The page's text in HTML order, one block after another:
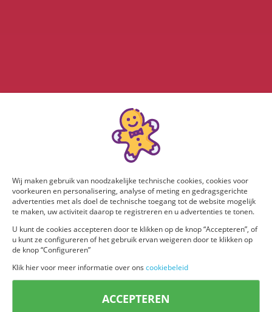
Wij maken gebruik van noodzakelijke technische cookies, cookies voor
voorkeuren en personalisering, analyse of meting en gedragsgerichte
advertenties met als doel de technische toegang tot de website mogelijk
te maken, uw activiteit daarop te registreren en u advertenties te tonen.
U kunt de cookies accepteren door te klikken op de knop “Accepteren”, of
u kunt ze configureren of het gebruik ervan weigeren door te klikken op
de knop “Configureren”
Klik hier voor meer informatie over ons cookiebeleid
ACCEPTEREN